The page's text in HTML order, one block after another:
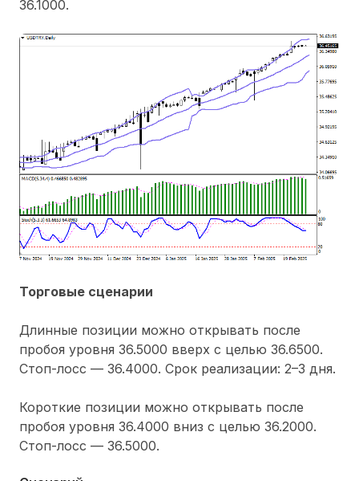
36.1000.
Торговые сценарии
Длинные позиции можно открывать после
пробоя уровня 36.5000 вверх с целью 36.6500.
Стоп-лосс — 36.4000. Срок реализации: 2–3 дня.
Короткие позиции можно открывать после
пробоя уровня 36.4000 вниз с целью 36.2000.
Стоп-лосс — 36.5000.